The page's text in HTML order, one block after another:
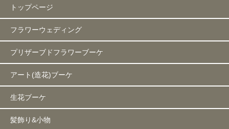
トップページ
フラワーウェディング
プリザーブドフラワーブーケ
アート(造花)ブーケ
生花ブーケ
髪飾り&小物